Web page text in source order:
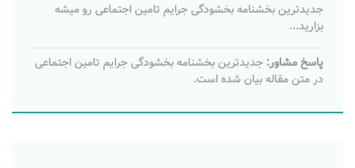
جدیدترین بخشنامه بخشودگی جرایم تامین اجتماعی رو میشه
بزارید...
پاسخ مشاور: جدیدترین بخشنامه بخشودگی جرایم تامین اجتماعی
در متن مقاله بیان شده است.